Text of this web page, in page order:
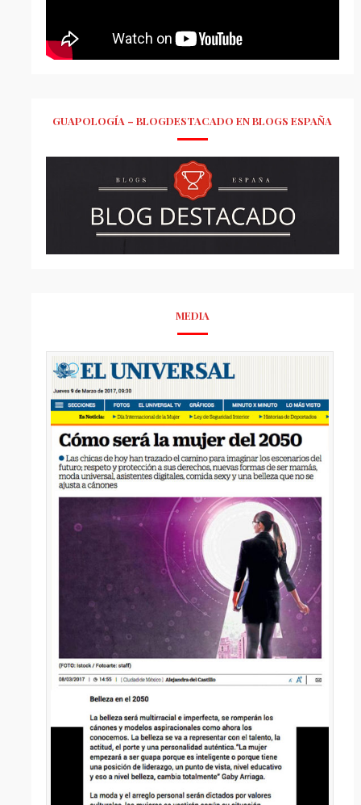
GUAPOLOGÍA – BLOGDESTACADO EN BLOGS ESPAÑA
MEDIA